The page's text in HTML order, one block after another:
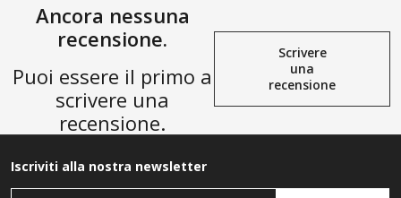
Ancora nessuna
recensione.
Puoi essere il primo a
scrivere una
recensione.
Scrivere
una
recensione
Iscriviti alla nostra newsletter